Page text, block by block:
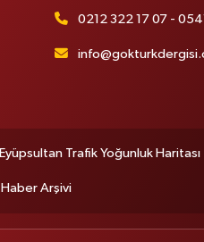
0212 322 17 07 -
Eyüpsultan Trafik Yoğunluk Haritası
Haber Arşivi